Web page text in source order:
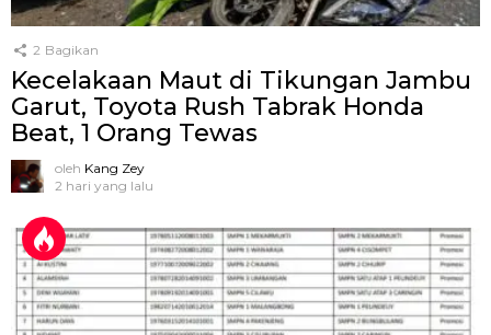
2 Bagikan
Kecelakaan Maut di Tikungan Jambu
Garut, Toyota Rush Tabrak Honda
Beat, 1 Orang Tewas
oleh Kang Zey
2 hari yang lalu